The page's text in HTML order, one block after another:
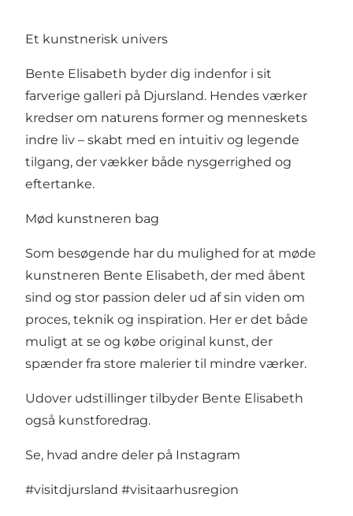
Et kunstnerisk univers
Bente Elisabeth byder dig indenfor i sit
farverige galleri på Djursland. Hendes værker
kredser om naturens former og menneskets
indre liv – skabt med en intuitiv og legende
tilgang, der vækker både nysgerrighed og
eftertanke.
Mød kunstneren bag
Som besøgende har du mulighed for at møde
kunstneren Bente Elisabeth, der med åbent
sind og stor passion deler ud af sin viden om
proces, teknik og inspiration. Her er det både
muligt at se og købe original kunst, der
spænder fra store malerier til mindre værker.
Udover udstillinger tilbyder Bente Elisabeth
også kunstforedrag.
Se, hvad andre deler på Instagram
#visitdjursland #visitaarhusregion